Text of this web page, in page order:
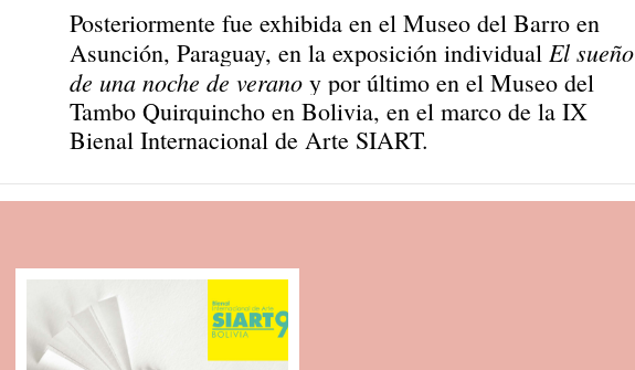
Posteriormente fue exhibida en el Museo del Barro en
Asunción, Paraguay, en la exposición individual El sueño
de una noche de veranoy por último en el Museo del
Tambo Quirquincho en Bolivia, en el marco de la IX
Bienal Internacional de Arte SIART.